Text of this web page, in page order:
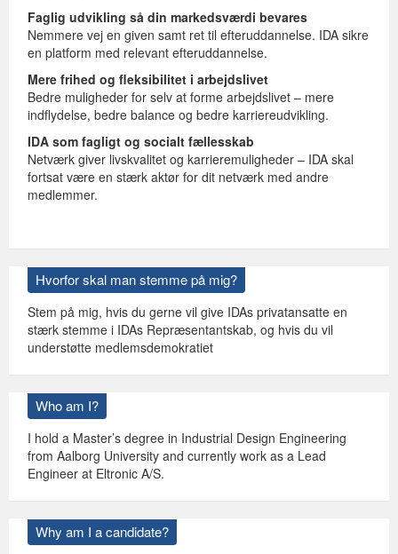
Faglig udvikling så din markedsværdi bevares
Nemmere vej en given samt ret til efteruddannelse. IDA sikre
en platform med relevant efteruddannelse.
Mere frihed og fleksibilitet i arbejdslivet
Bedre muligheder for selv at forme arbejdslivet – mere
indflydelse, bedre balance og bedre karriereudvikling.
IDA som fagligt og socialt fællesskab
Netværk giver livskvalitet og karrieremuligheder – IDA skal
fortsat være en stærk aktør for dit netværk med andre
medlemmer.
Hvorfor skal man stemme på mig?
Stem på mig, hvis du gerne vil give IDAs privatansatte en
stærk stemme i IDAs Repræsentantskab, og hvis du vil
understøtte medlemsdemokratiet
Who am I?
I hold a Master’s degree in Industrial Design Engineering
from Aalborg University and currently work as a Lead
Engineer at Eltronic A/S.
Why am I a candidate?